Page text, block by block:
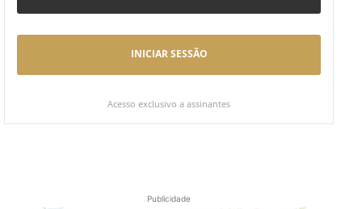
INICIAR SESSÃO
Acesso exclusivo a assinantes
Publicidade